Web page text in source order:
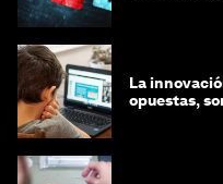
La
opuestas,